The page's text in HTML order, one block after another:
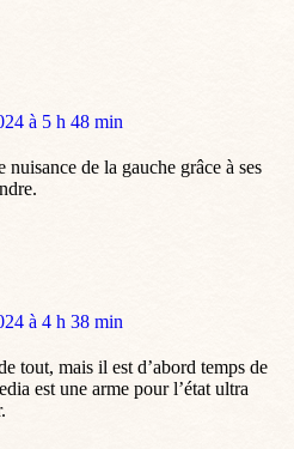
à 5 h 48 min
de la gauche grâce à ses
à 4 h 38 min
tout, mais il est d’abord temps de
est une arme pour l’état ultra